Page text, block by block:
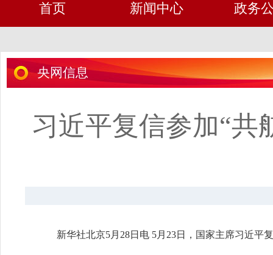
首页 新闻中心 政务
央网信息
习近平复信参加“共
新华社北京5月28日电 5月23日，国家主席习近平